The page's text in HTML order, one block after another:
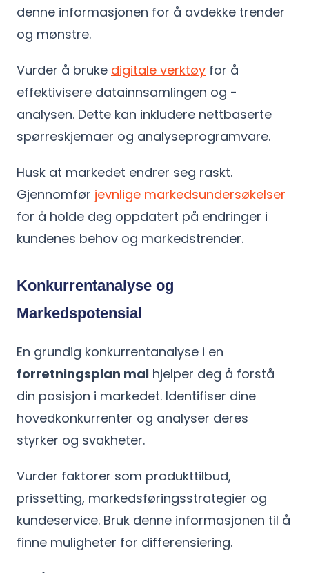
denne informasjonen for å avdekke trender
og mønstre.
Vurder å bruke digitale verktøy for å
effektivisere datainnsamlingen og -
analysen. Dette kan inkludere nettbaserte
spørreskjemaer og analyseprogramvare.
Husk at markedet endrer seg raskt.
Gjennomfør jevnlige markedsundersøkelser
for å holde deg oppdatert på endringer i
kundenes behov og markedstrender.
Konkurrentanalyse og
Markedspotensial
En grundig konkurrentanalyse i en
forretningsplan mal hjelper deg å forstå
din posisjon i markedet. Identifiser dine
hovedkonkurrenter og analyser deres
styrker og svakheter.
Vurder faktorer som produkttilbud,
prissetting, markedsføringsstrategier og
kundeservice. Bruk denne informasjonen til å
finne muligheter for differensiering.